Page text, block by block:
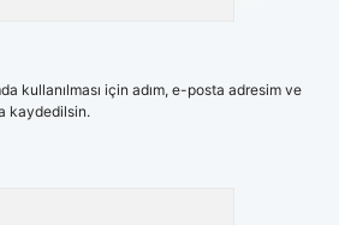
kullanılması için adım, e-posta adresim ve
kaydedilsin.